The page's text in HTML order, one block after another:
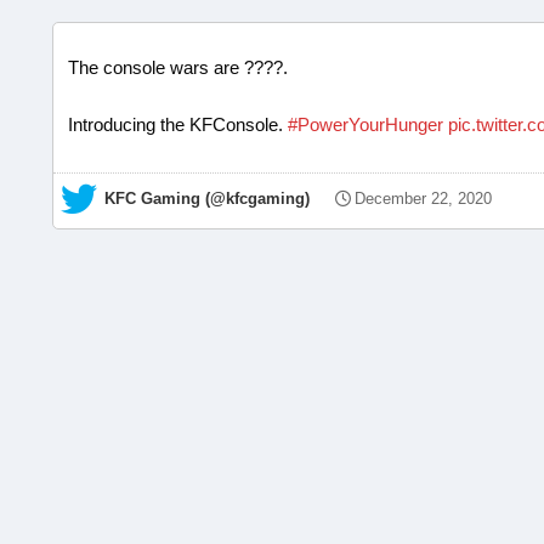
The console wars are ????.
Introducing the KFConsole. #PowerYourHunger
— KFC Gaming (@kfcgaming) December 22, 2020